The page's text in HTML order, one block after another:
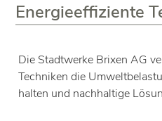
Energieeffiziente
Die Stadtwerke Brixen AG
Techniken die
halten und nachhaltige